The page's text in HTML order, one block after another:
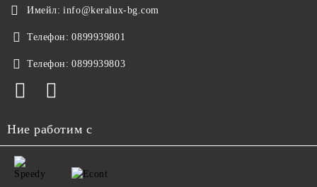
Имейл: info@keralux-bg.com
Телефон: 0899939801
Телефон: 0899939803
Ние работим с